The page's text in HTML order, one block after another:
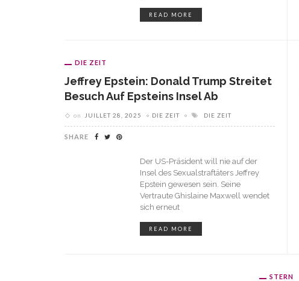
READ MORE
DIE ZEIT
Jeffrey Epstein: Donald Trump Streitet
Besuch Auf Epsteins Insel Ab
on JUILLET 28, 2025 DIE ZEIT DIE ZEIT
SHARE
Der US-Präsident will nie auf der
Insel des Sexualstraftäters Jeffrey
Epstein gewesen sein. Seine
Vertraute Ghislaine Maxwell wendet
sich erneut
READ MORE
STERN